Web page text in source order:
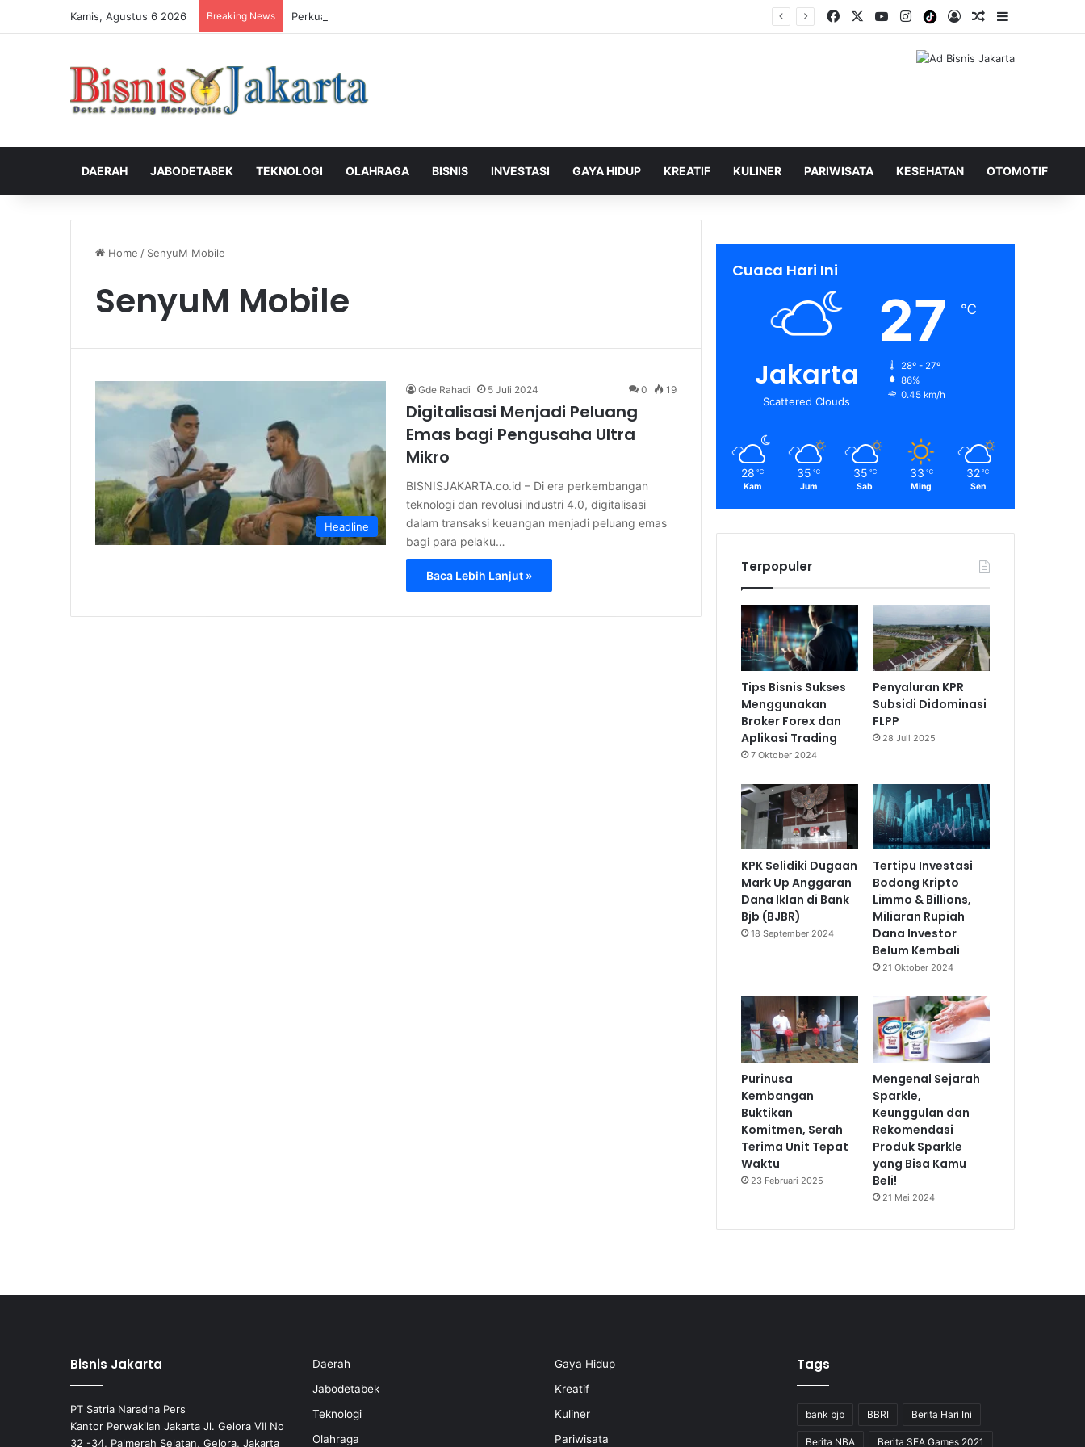
Kamis, Agustus 6 2026 Breaking News Perkuat Pengalaman Pelanggan, PLN Icon Plus Sabet Tiga Penghargaan CCW 2026 Facebook YouTubeInstagramTiktokLog InShuffle Berita
DAERAH JABODETABEK TEKNOLOGI OLAHRAGA BISNIS INVESTASI GAYA HIDUP KREATIF KULINER PARIWISATA KESEHATAN OTOMOTIF
Home / SenyuM Mobile
SenyuM Mobile
Headline
Gde Rahadi 5 Juli 2024 0 19
Digitalisasi Menjadi Peluang
Emas bagi Pengusaha Ultra
Mikro
BISNISJAKARTA.co.id – Di era perkembangan
teknologi dan revolusi industri 4.0, digitalisasi
dalam transaksi keuangan menjadi peluang emas
bagi para pelaku…
Baca Lebih Lanjut »
Cuaca Hari Ini
Jakarta
Scattered Clouds
27 ℃
28º - 27º
86%
0.45 km/h
28 ℃
Kam
35 ℃
Jum
35 ℃
Sab
33 ℃
Ming
32 ℃
Sen
Terpopuler
Tips Bisnis Sukses
Menggunakan
Broker Forex dan
Aplikasi Trading
7 Oktober 2024
Penyaluran KPR
Subsidi Didominasi
FLPP
28 Juli 2025
KPK Selidiki Dugaan
Mark Up Anggaran
Dana Iklan di Bank
Bjb (BJBR)
18 September 2024
Tertipu Investasi
Bodong Kripto
Limmo & Billions,
Miliaran Rupiah
Dana Investor
Belum Kembali
21 Oktober 2024
Purinusa
Kembangan
Buktikan
Komitmen, Serah
Terima Unit Tepat
Waktu
23 Februari 2025
Mengenal Sejarah
Sparkle,
Keunggulan dan
Rekomendasi
Produk Sparkle
yang Bisa Kamu
Beli!
21 Mei 2024
Bisnis Jakarta
PT Satria Naradha Pers
Kantor Perwakilan Jakarta Jl. Gelora VII No
32 -34, Palmerah Selatan, Gelora, Jakarta
Daerah
Jabodetabek
Teknologi
Olahraga
Gaya Hidup
Kreatif
Kuliner
Pariwisata
Tags
bank bjb BBRI Berita Hari Ini
Berita NBA Berita SEA Games 2021